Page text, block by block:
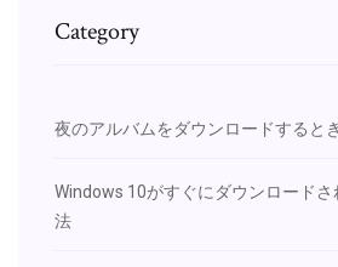
Category
夜のアルバムをダウンロードすると
Windows 10がすぐにダウンロード
法